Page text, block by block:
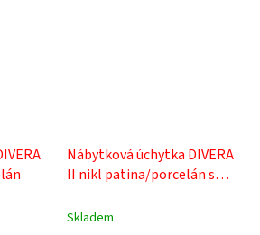
Nábytková úchytka DIVERA
II nikl patina/porcelán s
Skladem